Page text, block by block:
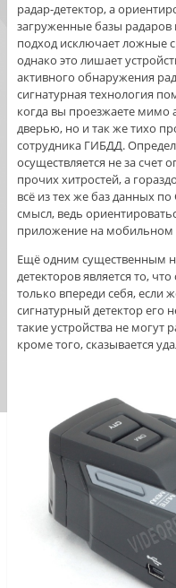
радар-детектор, а
загруженные базы радаров
подход исключает ложные
однако это лишает
активного обнаружения
сигнатурная технология
когда вы проезжаете мимо
дверью, но и так же тихо
сотрудника ГИБДД.
осуществляется не за счет
прочих хитростей, а
всё из тех же баз данных
смысл, ведь
приложение на мобильном
Ещё одним существенным
детекторов является то,
только впереди себя, если
сигнатурный детектор его
такие устройства не могут
кроме того, сказывается